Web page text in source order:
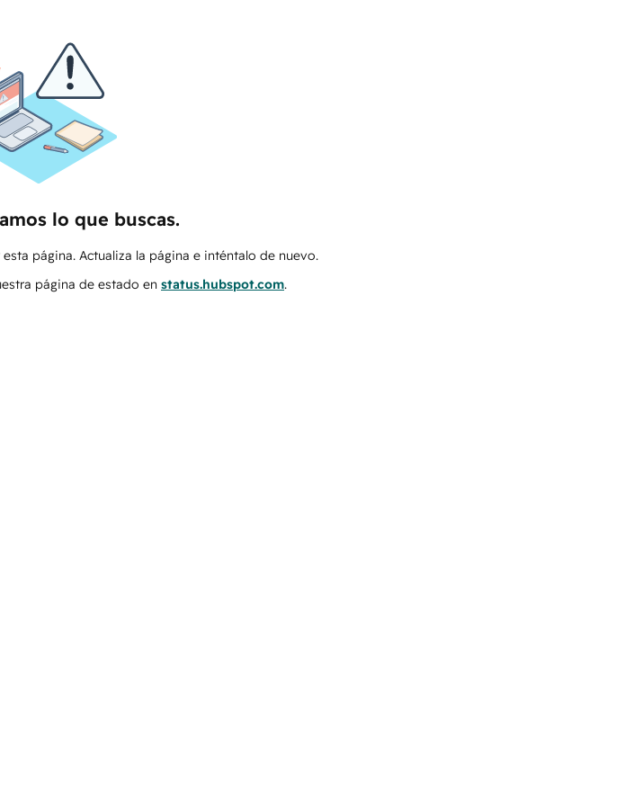
lo que buscas.
página. Actualiza la página e inténtalo de nuevo.
página de estado en status.hubspot.com.